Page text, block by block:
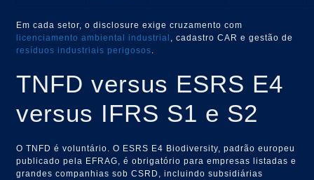
Em cada setor, o disclosure exige cruzamento com
licenciamento ambiental industrial , cadastro CAR e gestão de
resíduos industriais perigosos.
TNFD versus ESRS E4
versus IFRS S1 e S2
O TNFD é voluntário. O ESRS E4 Biodiversity, padrão europeu
publicado pela EFRAG, é obrigatório para empresas listadas e
grandes companhias sob CSRD, incluindo subsidiárias